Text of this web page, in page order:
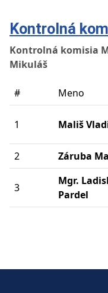
Kontrolná
Kontrolná komisia
# Meno
1 Mališ
2 Záruba
3
Mgr.
Pardel